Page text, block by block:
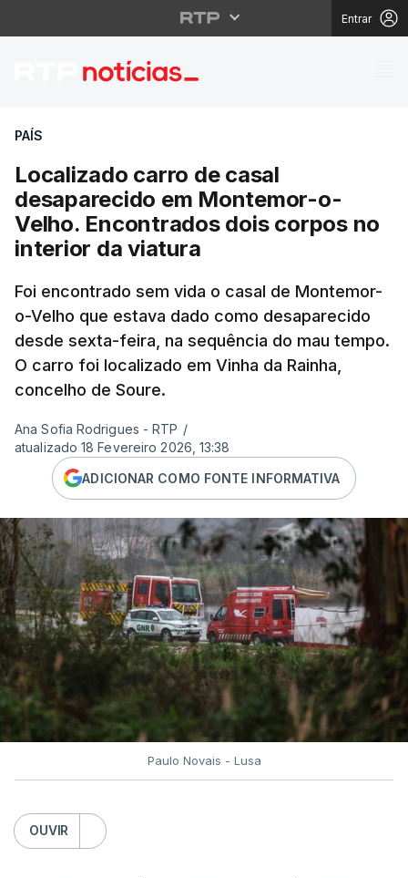
Entrar
Localizado carro de
PAÍS
Localizado carro de casal
desaparecido em Montemor-o-
Velho. Encontrados dois corpos no
interior da viatura
Foi encontrado sem vida o casal de Montemor-
o-Velho que estava dado como desaparecido
desde sexta-feira, na sequência do mau tempo.
O carro foi localizado em Vinha da Rainha,
concelho de Soure.
Ana Sofia Rodrigues - RTP /
atualizado 18 Fevereiro 2026, 13:38
ADICIONAR COMO FONTE INFORMATIVA
Paulo Novais - Lusa
OUVIR